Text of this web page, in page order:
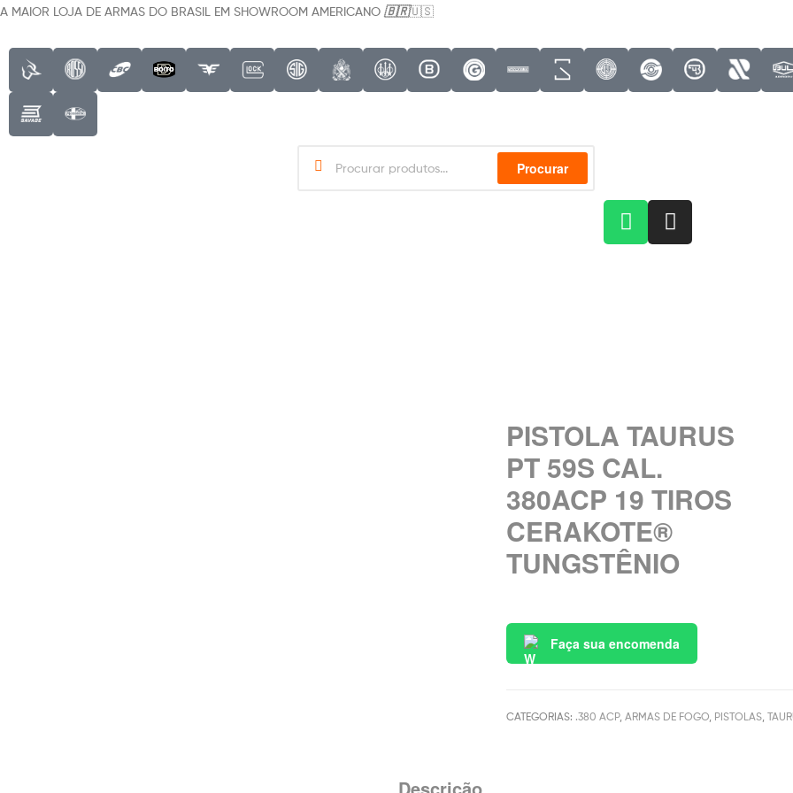
A MAIOR LOJA DE ARMAS DO BRASIL EM SHOWROOM AMERICANO 🇧🇷🇺🇸
Procurar
PISTOLA TAURUS
PT 59S CAL.
380ACP 19 TIROS
CERAKOTE®
TUNGSTÊNIO
Faça sua encomenda
CATEGORIAS: .380 ACP, ARMAS DE FOGO, PISTOLAS,
Descrição